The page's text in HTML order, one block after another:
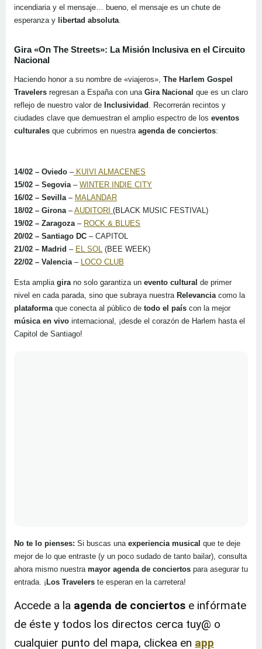
incendiaria y el mensaje… bueno, el mensaje es un chute de
esperanza y libertad absoluta.
Gira «On The Streets»: La Misión Inclusiva en el Circuito
Nacional
Haciendo honor a su nombre de «viajeros», The Harlem Gospel
Travelers regresan a España con una Gira Nacional que es un claro
reflejo de nuestro valor de Inclusividad . Recorrerán recintos y
ciudades clave que demuestran el amplio espectro de los eventos
culturales que cubrimos en nuestra agenda de conciertos:
14/02 – Oviedo –KUIVI ALMACENES
15/02 – Segovia– WINTER INDIE CITY
16/02 – Sevilla– MALANDAR
18/02 – Girona–AUDITORI (BLACK MUSIC FESTIVAL)
19/02 – Zaragoza– ROCK & BLUES
20/02 – Santiago DC – CAPITOL
21/02 – Madrid – EL SOL (BEE WEEK)
22/02 – Valencia– LOCO CLUB
Esta amplia girano solo garantiza un evento cultural de primer
nivel en cada parada, sino que subraya nuestra Relevanciacomo la
plataformaque conecta al público de todo el país con la mejor
música en vivo internacional, ¡desde el corazón de Harlem hasta el
Capitol de Santiago!
No te lo pienses: Si buscas una experiencia musical que te deje
mejor de lo que entraste (y un poco sudado de tanto bailar), consulta
ahora mismo nuestra mayor agenda de conciertos para asegurar tu
entrada. ¡ Los Travelers te esperan en la carretera!
Accede a la agenda de conciertos e infórmate
de éste y todos los directos cerca tuy@ o
cualquier punto del mapa, clickea en app